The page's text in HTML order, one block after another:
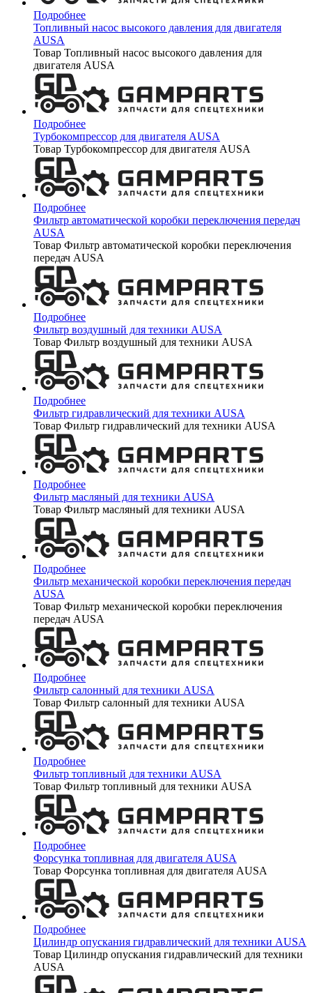
Подробнее
Топливный насос высокого давления для двигателя
AUSA
Товар Топливный насос высокого давления для
двигателя AUSA
Подробнее
Турбокомпрессор для двигателя AUSA
Товар Турбокомпрессор для двигателя AUSA
Подробнее
Фильтр автоматической коробки переключения передач
AUSA
Товар Фильтр автоматической коробки переключения
передач AUSA
Подробнее
Фильтр воздушный для техники AUSA
Товар Фильтр воздушный для техники AUSA
Подробнее
Фильтр гидравлический для техники AUSA
Товар Фильтр гидравлический для техники AUSA
Подробнее
Фильтр масляный для техники AUSA
Товар Фильтр масляный для техники AUSA
Подробнее
Фильтр механической коробки переключения передач
AUSA
Товар Фильтр механической коробки переключения
передач AUSA
Подробнее
Фильтр салонный для техники AUSA
Товар Фильтр салонный для техники AUSA
Подробнее
Фильтр топливный для техники AUSA
Товар Фильтр топливный для техники AUSA
Подробнее
Форсунка топливная для двигателя AUSA
Товар Форсунка топливная для двигателя AUSA
Подробнее
Цилиндр опускания гидравлический для техники AUSA
Товар Цилиндр опускания гидравлический для техники
AUSA